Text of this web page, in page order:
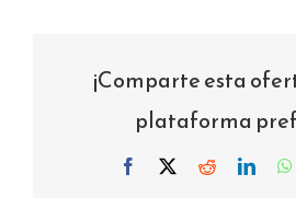
¡Comparte esta
plataforma
Facebook Reddit